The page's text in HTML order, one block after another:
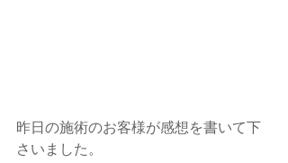
昨日の施術のお客様が感想を書いて下
さいました。